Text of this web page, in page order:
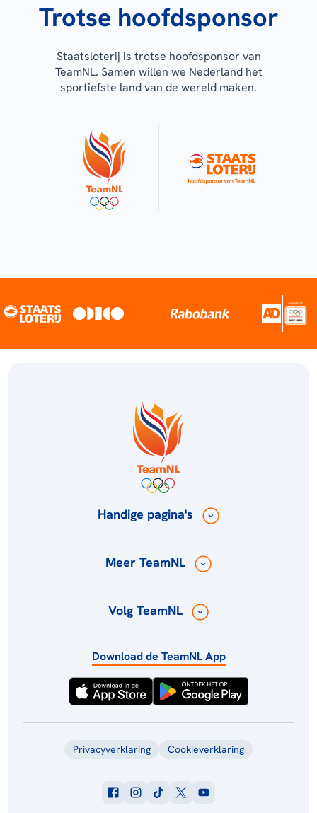
Trotse hoofdsponsor
Staatsloterij is trotse hoofdsponsor van
TeamNL. Samen willen we Nederland het
sportiefste land van de wereld maken.
Handige pagina's
Meer TeamNL
Volg TeamNL
Download de TeamNL App
Privacyverklaring Cookieverklaring